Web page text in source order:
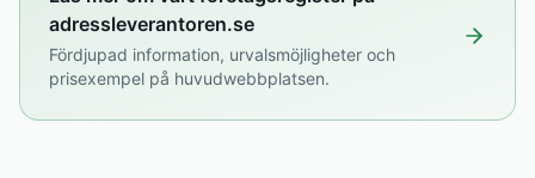
adressleverantoren.se
Fördjupad information, urvalsmöjligheter och
prisexempel på huvudwebbplatsen.